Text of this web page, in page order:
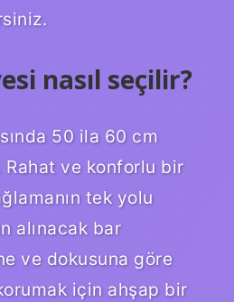
nasıl seçilir?
50 ila 60 cm
Rahat ve konforlu bir
tek yolu
alınacak bar
ve dokusuna göre
için ahşap bir